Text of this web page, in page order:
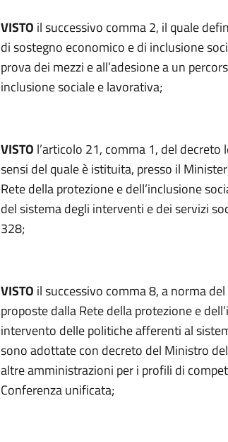
VISTO il successivo comma 2, il quale
di sostegno economico e di inclusione
prova dei mezzi e all’adesione a un
inclusione sociale e lavorativa;
VISTO l’articolo 21, comma 1, del
sensi del quale è istituita, presso il
Rete della protezione e dell’inclusione
del sistema degli interventi e dei servizi
328;
VISTO il successivo comma 8, a norma
proposte dalla Rete della protezione e
intervento delle politiche afferenti al
sono adottate con decreto del Ministro
altre amministrazioni per i profili di
Conferenza unificata;